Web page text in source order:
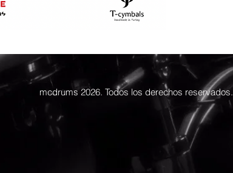
mcdrums 2026. Todos los derechos reservados.